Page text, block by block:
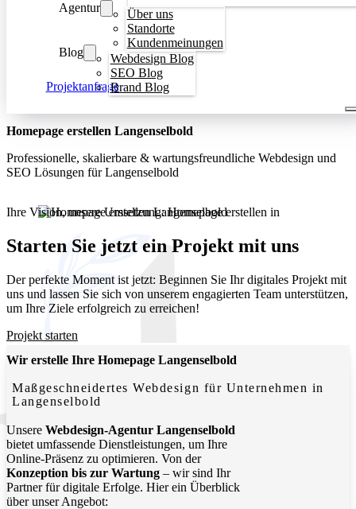
Agentur
Über uns
Standorte
Kundenmeinungen
Blog
Webdesign Blog
SEO Blog
Brand Blog
Projektanfrage
Homepage erstellen Langenselbold
Professionelle, skalierbare & wartungsfreundliche Webdesign und
SEO Lösungen für Langenselbold
Ihre Vision, unsere Umsetzung: Homepage erstellen in
Ihr Unternehmen lokal und digital sichtbar machen.
Starten Sie jetzt ein Projekt mit uns
Der perfekte Moment ist jetzt: Beginnen Sie Ihr digitales Projekt mit
uns und lassen Sie sich von unserem engagierten Team unterstützen,
um Ihre Ziele erfolgreich zu erreichen!
Projekt starten
Wir erstelle Ihre Homepage Langenselbold
Maßgeschneidertes Webdesign für Unternehmen in
Langenselbold
Unsere Webdesign-Agentur Langenselbold
bietet umfassende Dienstleistungen, um Ihre
Online-Präsenz zu optimieren. Von der
Konzeption bis zur Wartung – wir sind Ihr
Partner für digitale Erfolge. Hier ein Überblick
über unser Angebot: